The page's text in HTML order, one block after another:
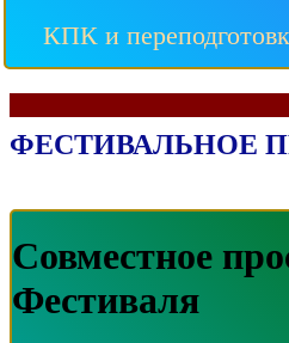
КПК и
ФЕСТИВАЛЬНОЕ
Совместное
Фестиваля